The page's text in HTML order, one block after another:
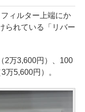
ィルター上端にか
られている「リバー
2万3,600円）、100
万5,600円）。